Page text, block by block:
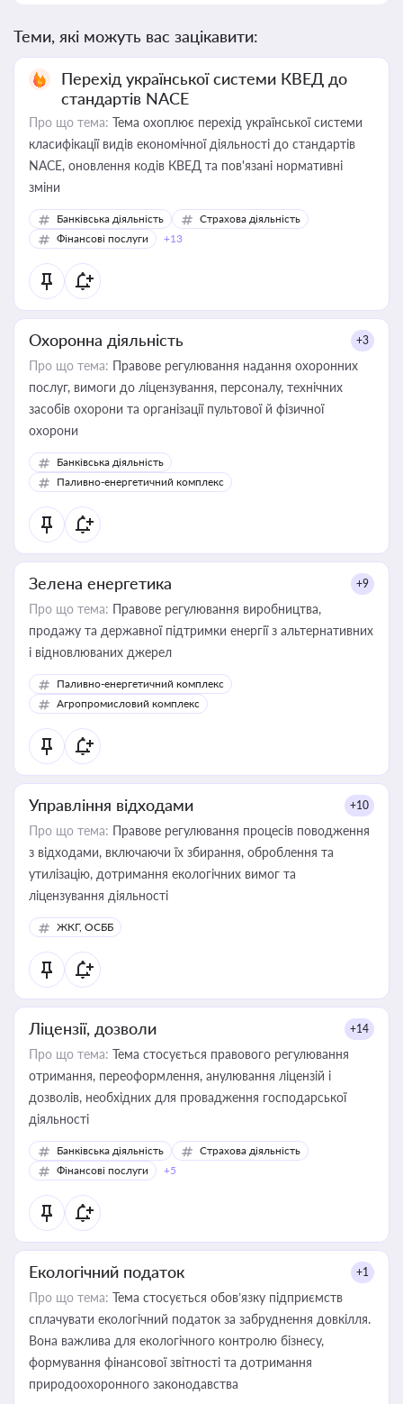
Теми, які можуть вас зацікавити:
Перехід української системи КВЕД до
стандартів NACE
Про що тема: Тема охоплює перехід української системи
класифікації видів економічної діяльності до стандартів
NACE, оновлення кодів КВЕД та пов'язані нормативні
зміни
Банківська діяльність
Страхова діяльність
Фінансові послуги
+13
Охоронна діяльність +3
Про що тема: Правове регулювання надання охоронних
послуг, вимоги до ліцензування, персоналу, технічних
засобів охорони та організації пультової й фізичної
охорони
Банківська діяльність
Паливно-енергетичний комплекс
Зелена енергетика +9
Про що тема: Правове регулювання виробництва,
продажу та державної підтримки енергії з альтернативних
і відновлюваних джерел
Паливно-енергетичний комплекс
Агропромисловий комплекс
Управління відходами +10
Про що тема: Правове регулювання процесів поводження
з відходами, включаючи їх збирання, оброблення та
утилізацію, дотримання екологічних вимог та
ліцензування діяльності
ЖКГ, ОСББ
Ліцензії, дозволи +14
Про що тема: Тема стосується правового регулювання
отримання, переоформлення, анулювання ліцензій і
дозволів, необхідних для провадження господарської
діяльності
Банківська діяльність
Страхова діяльність
Фінансові послуги
+5
Екологічний податок +1
Про що тема: Тема стосується обов’язку підприємств
сплачувати екологічний податок за забруднення довкілля.
Вона важлива для екологічного контролю бізнесу,
формування фінансової звітності та дотримання
природоохоронного законодавства